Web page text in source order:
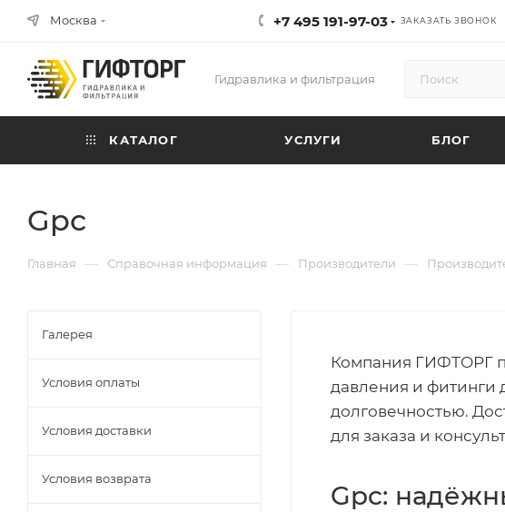
Москва +7 495 191-97-03 ЗАКАЗАТЬ ЗВОНОК
Гидравлика и фильтрация
КАТАЛОГ УСЛУГИ БЛОГ
Gpc
Главная — Справочная информация — Производители —
Компания ГИФТОРГ
давления и фитинги
долговечностью.
для заказа и
Gpc:
Галерея
Условия оплаты
Условия доставки
Условия возврата